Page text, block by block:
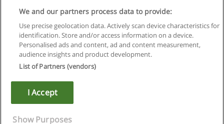
Kullanım koşulları
Gizlilik politikası
Copyright © Educaedu Business S.L. - CIF : B-95610580: -
We and our partners process data to provide:
Use precise geolocation data. Actively scan device characteristics for
identification. Store and/or access information on a device.
Personalised ads and content, ad and content measurement,
audience insights and product development.
List of Partners (vendors)
I Accept
Show Purposes